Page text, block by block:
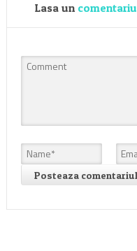
Lasa un comentariu